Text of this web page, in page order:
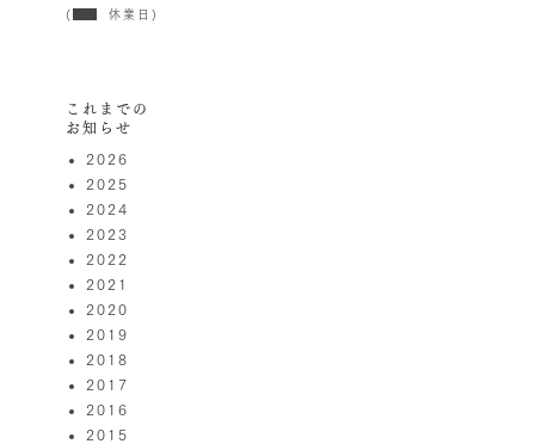
( 休業日)
これまでの
お知らせ
2026
2025
2024
2023
2022
2021
2020
2019
2018
2017
2016
2015